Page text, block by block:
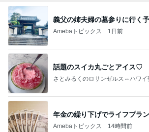
義父の姉夫婦の墓参りに行く
Amebaトピックス 1日前
話題のスイカ丸ごとアイス♡
さとみるくのロサンゼルス⇔ハワイ
年金の繰り下げでライフプラ
Amebaトピックス 14時間前